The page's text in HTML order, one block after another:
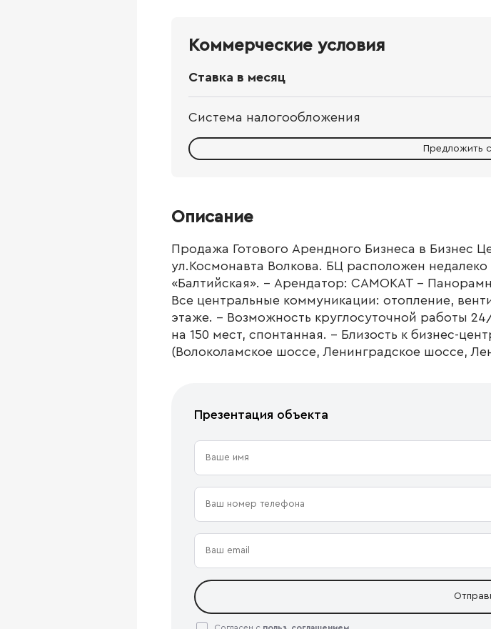
Коммерческие условия
Ставка в месяц
Система налогообложения
Предложить
Описание
Продажа Готового Арендного Бизнеса в Бизнес
ул.Космонавта Волкова. БЦ расположен
«Балтийская». - Арендатор: САМОКАТ -
Все центральные коммуникации: отопление,
этаже. - Возможность круглосуточной работы
на 150 мест, спонтанная. - Близость к бизнес-
(Волоколамское шоссе, Ленинградское шоссе,
Презентация объекта